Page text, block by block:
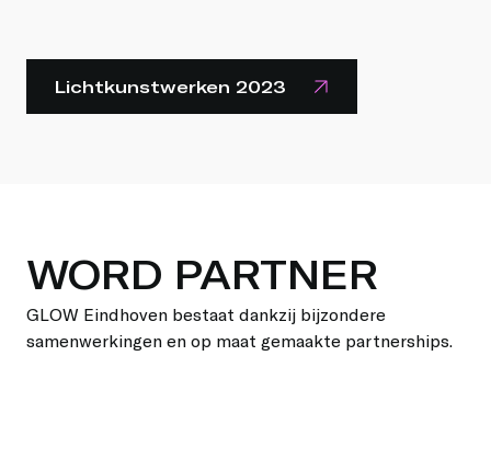
Lichtkunstwerken 2023
WORD PARTNER
GLOW Eindhoven bestaat dankzij bijzondere
samenwerkingen en op maat gemaakte partnerships.